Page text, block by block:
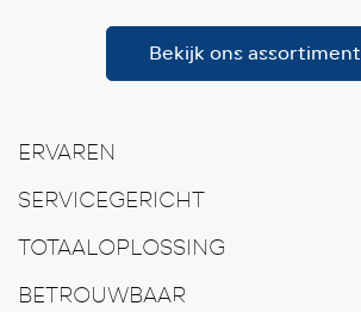
Bekijk ons assortiment
ERVAREN
SERVICEGERICHT
TOTAALOPLOSSING
BETROUWBAAR